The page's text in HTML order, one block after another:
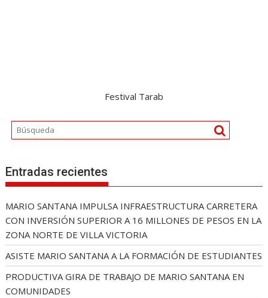
Festival Tarab
Entradas recientes
MARIO SANTANA IMPULSA INFRAESTRUCTURA CARRETERA
CON INVERSIÓN SUPERIOR A 16 MILLONES DE PESOS EN LA
ZONA NORTE DE VILLA VICTORIA
ASISTE MARIO SANTANA A LA FORMACIÓN DE ESTUDIANTES
PRODUCTIVA GIRA DE TRABAJO DE MARIO SANTANA EN
COMUNIDADES